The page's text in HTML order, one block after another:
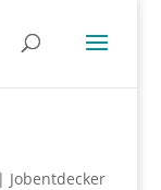
Jobentdecker